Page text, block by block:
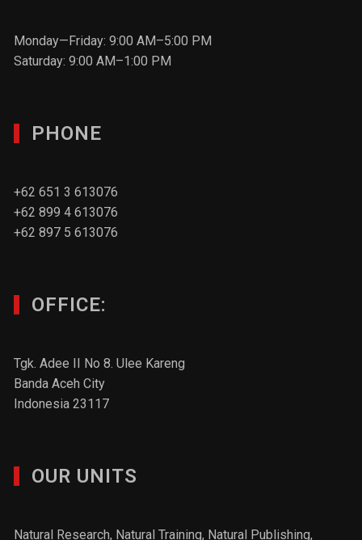
Monday—Friday: 9:00 AM–5:00 PM
Saturday: 9:00 AM–1:00 PM
PHONE
+62 651 3 613076
+62 899 4 613076
+62 897 5 613076
OFFICE:
Tgk. Adee II No 8. Ulee Kareng
Banda Aceh City
Indonesia 23117
OUR UNITS
Natural Research, Natural Training, Natural Publishing,